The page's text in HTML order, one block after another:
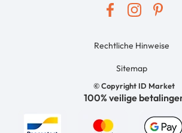
© Copyright ID Market
Rechtliche Hinweise
Sitemap
100% veilige